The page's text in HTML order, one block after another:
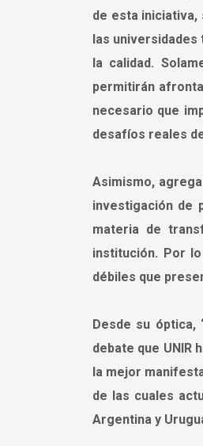
de esta iniciativa,
las
la calidad.
permitirán
necesario que
desafíos reales
Asimismo,
investigación de
materia de
institución. Por
débiles que
Desde su
debate que UNIR
la mejor
de las cuales
Argentina y